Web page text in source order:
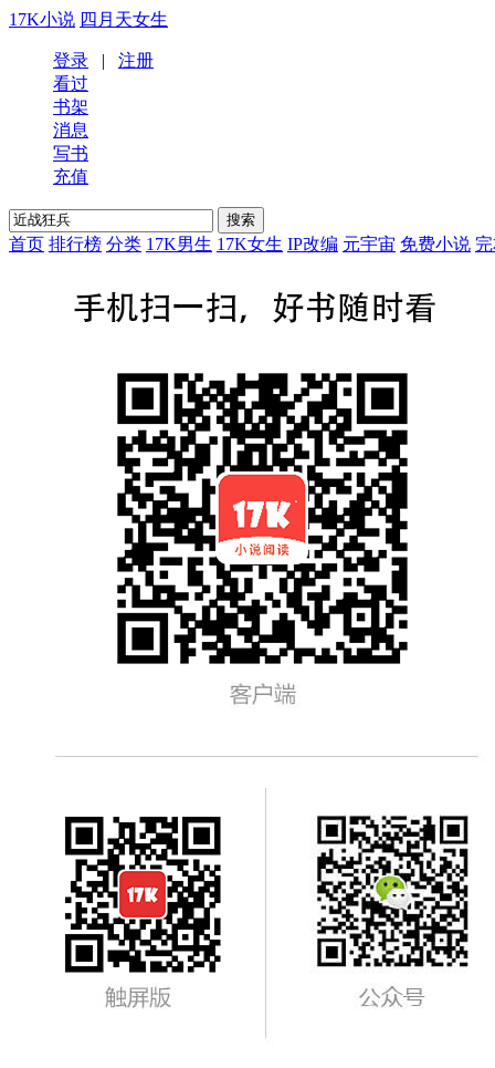
17K小说 四月天女生
登录 | 注册
看过
书架
消息
写书
充值
首页 排行榜 分类 17K男生 17K女生 IP改编 元宇宙 免费小说